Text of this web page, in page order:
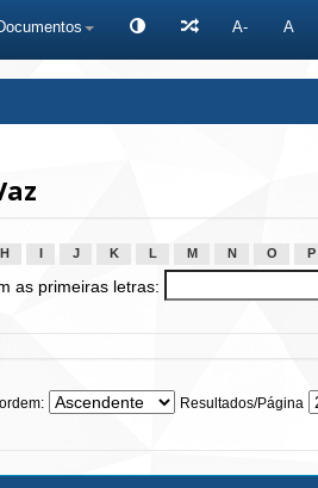
A- A
H J K L M N O P
as primeiras letras:
Resultados/Página